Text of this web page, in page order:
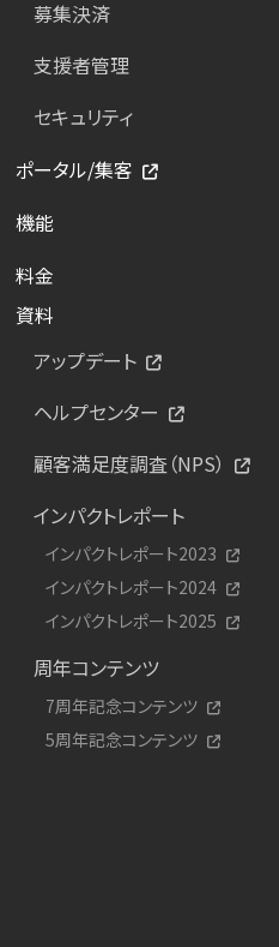
募集決済
支援者管理
セキュリティ
ポータル/集客
機能
料金
資料
アップデート
ヘルプセンター
顧客満足度調査（NPS）
インパクトレポート
インパクトレポート2023
インパクトレポート2024
インパクトレポート2025
周年コンテンツ
7周年記念コンテンツ
5周年記念コンテンツ